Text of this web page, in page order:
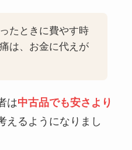
たときに費やす時
は、お金に代えが
は中古品でも安さより
えるようになりまし